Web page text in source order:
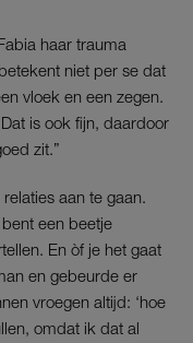
haar trauma
niet per se dat
vloek en een zegen.
is ook fijn, daardoor
zit.”
aan te gaan.
een beetje
En òf je het gaat
en gebeurde er
vroegen altijd: ‘hoe
omdat ik dat al